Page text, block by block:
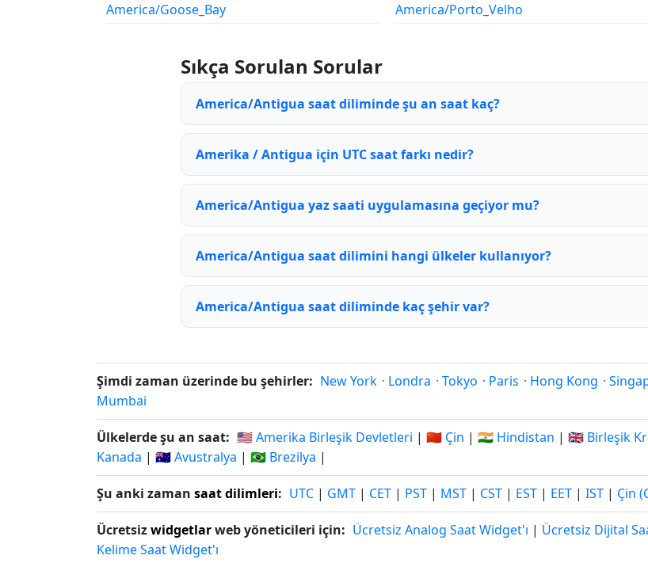
America/Goose_Bay
America/Porto_Velho
Sıkça Sorulan Sorular
America/Antigua saat diliminde şu an saat kaç?
Amerika / Antigua için UTC saat farkı nedir?
America/Antigua yaz saati uygulamasına geçiyor mu?
America/Antigua saat dilimini hangi ülkeler kullanıyor?
America/Antigua saat diliminde kaç şehir var?
Şimdi zaman üzerinde bu şehirler: New York · Londra · Tokyo · Paris · Hong Kong ·
Mumbai
Ülkelerde şu an saat: 🇺🇸 Amerika Birleşik Devletleri | 🇨🇳 Çin | 🇮🇳 Hindistan | 🇬🇧 Birleşik
Kanada | 🇦🇺 Avustralya | 🇧🇷 Brezilya |
Şu anki zaman saat dilimleri: UTC | GMT | CET | PST | MST | CST | EST | EET | IST | Çin
Ücretsizwidgetlarweb yöneticileri için: Ücretsiz Analog Saat Widget'ı | Ücretsiz Dijital
Kelime Saat Widget'ı